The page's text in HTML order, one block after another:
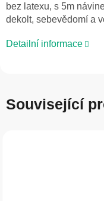
bez latexu, s 5m
dekolt, sebevědomí a
Detailní informace
Související